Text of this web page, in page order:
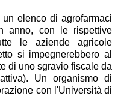
un elenco di agrofarmaci
anno, con le rispettive
le aziende agricole
si impegnerebbero al
di uno sgravio fiscale da
Un organismo di
con l'Università di